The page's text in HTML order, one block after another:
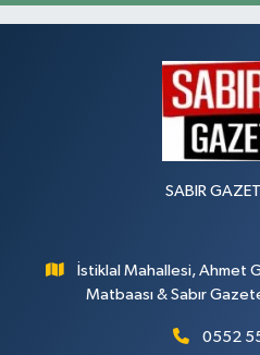
SABIR
İstiklal Mahallesi, Ahmet
Matbaası & Sabır
0552